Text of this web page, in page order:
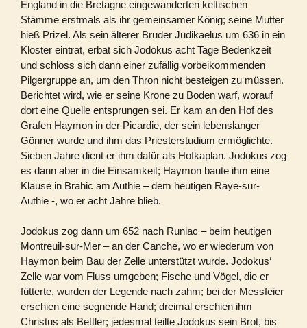
England in die Bretagne eingewanderten keltischen
Stämme erstmals als ihr gemeinsamer König; seine Mutter
hieß Prizel. Als sein älterer Bruder Judikaelus um 636 in ein
Kloster eintrat, erbat sich Jodokus acht Tage Bedenkzeit
und schloss sich dann einer zufällig vorbeikommenden
Pilgergruppe an, um den Thron nicht besteigen zu müssen.
Berichtet wird, wie er seine Krone zu Boden warf, worauf
dort eine Quelle entsprungen sei. Er kam an den Hof des
Grafen Haymon in der Picardie, der sein lebenslanger
Gönner wurde und ihm das Priesterstudium ermöglichte.
Sieben Jahre dient er ihm dafür als Hofkaplan. Jodokus zog
es dann aber in die Einsamkeit; Haymon baute ihm eine
Klause in Brahic am Authie – dem heutigen Raye-sur-
Authie -, wo er acht Jahre blieb.
Jodokus zog dann um 652 nach Runiac – beim heutigen
Montreuil-sur-Mer – an der Canche, wo er wiederum von
Haymon beim Bau der Zelle unterstützt wurde. Jodokus‘
Zelle war vom Fluss umgeben; Fische und Vögel, die er
fütterte, wurden der Legende nach zahm; bei der Messfeier
erschien eine segnende Hand; dreimal erschien ihm
Christus als Bettler; jedesmal teilte Jodokus sein Brot, bis